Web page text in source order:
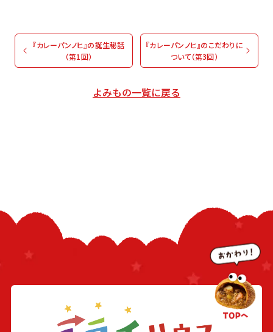
『カレーパンノヒ』の誕生秘話
（第1回）
よみもの一覧に戻る
『カレーパンノヒ』のこだわりに
ついて（第3回）